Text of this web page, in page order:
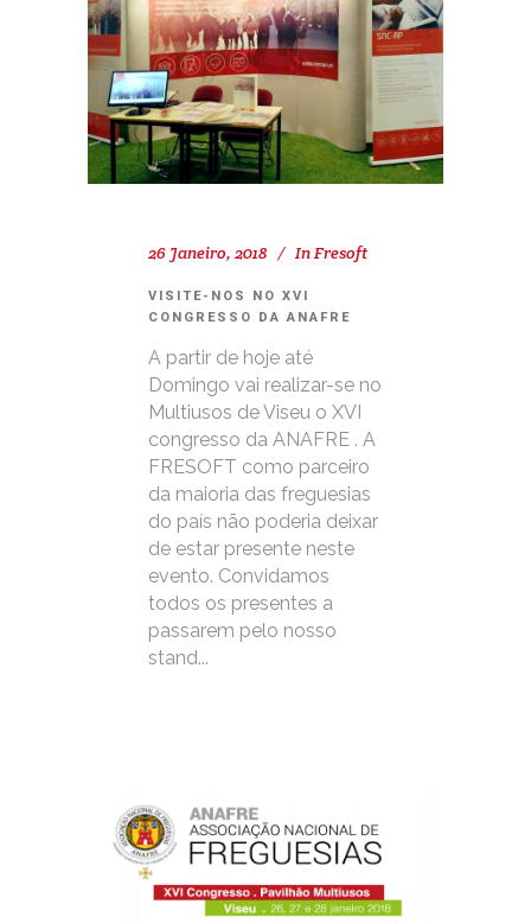
26 Janeiro, 2018 InFresoft
VISITE-NOS NO XVI
CONGRESSO DA ANAFRE
A partir de hoje até
Domingo vai realizar-se no
Multiusos de Viseu o XVI
congresso da ANAFRE . A
FRESOFT como parceiro
da maioria das freguesias
do país não poderia deixar
de estar presente neste
evento. Convidamos
todos os presentes a
passarem pelo nosso
stand...